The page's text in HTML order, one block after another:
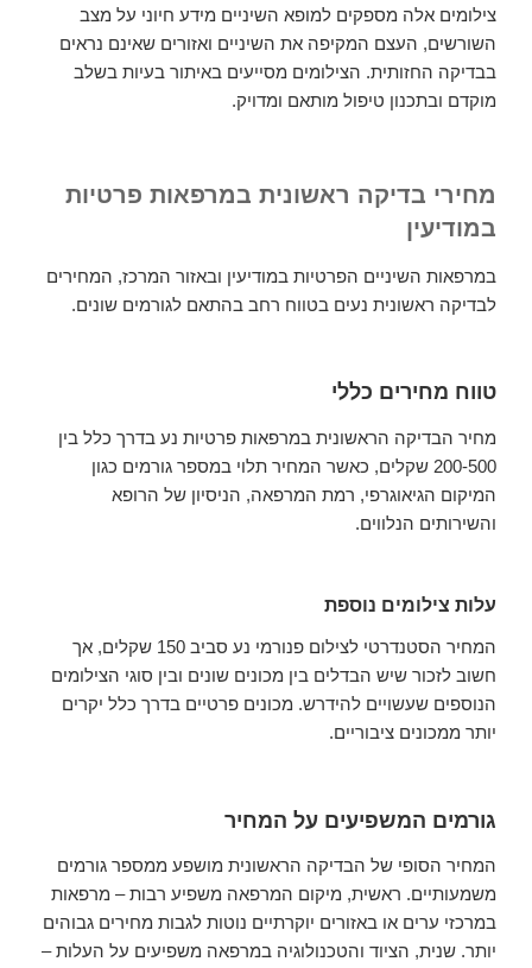
צילומים אלה מספקים למופא השיניים מידע חיוני על מצב
השורשים, העצם המקיפה את השיניים ואזורים שאינם נראים
בבדיקה החזותית. הצילומים מסייעים באיתור בעיות בשלב
מוקדם ובתכנון טיפול מותאם ומדויק.
מחירי בדיקה ראשונית במרפאות פרטיות
במודיעין
במרפאות השיניים הפרטיות במודיעין ובאזור המרכז, המחירים
לבדיקה ראשונית נעים בטווח רחב בהתאם לגורמים שונים.
טווח מחירים כללי
מחיר הבדיקה הראשונית במרפאות פרטיות נע בדרך כלל בין
200-500 שקלים, כאשר המחיר תלוי במספר גורמים כגון
המיקום הגיאוגרפי, רמת המרפאה, הניסיון של הרופא
והשירותים הנלווים.
עלות צילומים נוספת
המחיר הסטנדרטי לצילום פנורמי נע סביב 150 שקלים, אך
חשוב לזכור שיש הבדלים בין מכונים שונים ובין סוגי הצילומים
הנוספים שעשויים להידרש. מכונים פרטיים בדרך כלל יקרים
יותר ממכונים ציבוריים.
גורמים המשפיעים על המחיר
המחיר הסופי של הבדיקה הראשונית מושפע ממספר גורמים
משמעותיים. ראשית, מיקום המרפאה משפיע רבות – מרפאות
במרכזי ערים או באזורים יוקרתיים נוטות לגבות מחירים גבוהים
יותר. שנית, הציוד והטכנולוגיה במרפאה משפיעים על העלות –